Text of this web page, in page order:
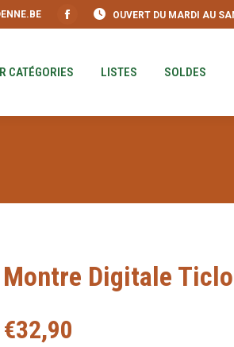
Facebook
opens
OUVERT DU MARDI AU
CATÉGORIES LISTES SOLDES
Montre Digitale
€32,90
PAR CATÉGORIES LISTES